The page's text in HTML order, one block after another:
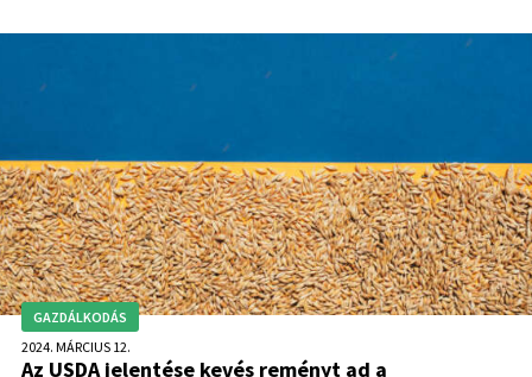
tapasztalhatott. Az Egyesült Államok Mezőgazdasági
Minisztériumának első ilyen idei előrejelzése szerint a világ
búzakészleteit a 2024–2025-ös szezonra 253,6 millió
elmúlt nyolc év legalacsonyabb szintje.
GAZDÁLKODÁS
2024. MÁRCIUS 12.
Az USDA jelentése kevés reményt ad a